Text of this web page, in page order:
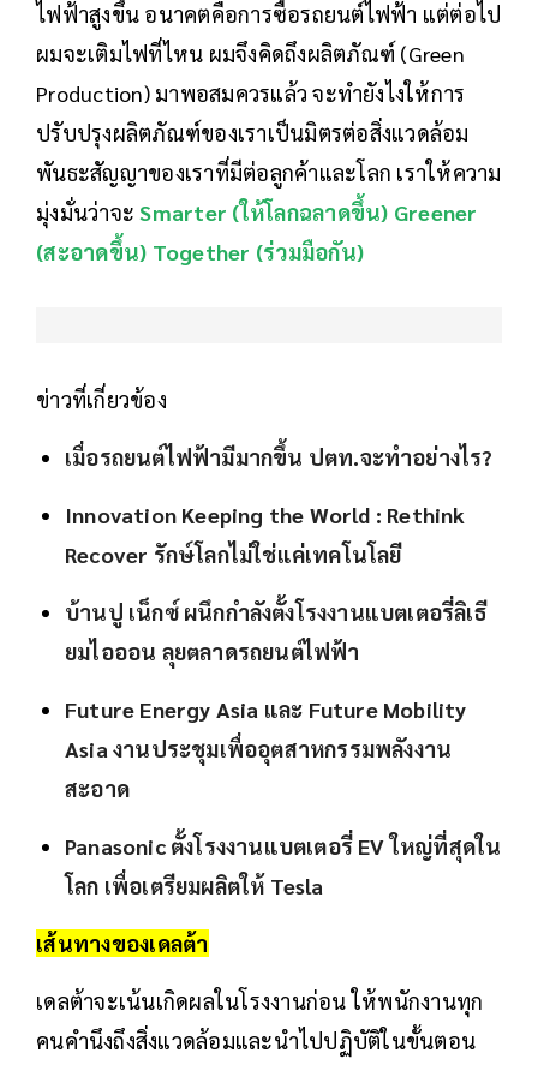
ไฟฟ้าสูงขึ้น อนาคตคือการซื้อรถยนต์ไฟฟ้า แต่ต่อไป
ผมจะเติมไฟที่ไหน ผมจึงคิดถึงผลิตภัณฑ์ (Green
Production) มาพอสมควรแล้ว จะทำยังไงให้การ
ปรับปรุงผลิตภัณฑ์ของเราเป็นมิตรต่อสิ่งแวดล้อม
พันธะสัญญาของเราที่มีต่อลูกค้าและโลก เราให้ความ
มุ่งมั่นว่าจะSmarter (ให้โลกฉลาดขึ้น) Greener
(สะอาดขึ้น) Together (ร่วมมือกัน)
ข่าวที่เกี่ยวข้อง
เมื่อรถยนต์ไฟฟ้ามีมากขึ้น ปตท.จะทำอย่างไร?
Innovation Keeping the World : Rethink
Recover รักษ์โลกไม่ใช่แค่เทคโนโลยี
บ้านปู เน็กซ์ ผนึกกำลังตั้งโรงงานแบตเตอรี่ลิเธี
ยมไอออน ลุยตลาดรถยนต์ไฟฟ้า
Future Energy Asia และ Future Mobility
Asia งานประชุมเพื่ออุตสาหกรรมพลังงาน
สะอาด
Panasonic ตั้งโรงงานแบตเตอรี่ EV ใหญ่ที่สุดใน
โลก เพื่อเตรียมผลิตให้ Tesla
เส้นทางของเดลต้า
เดลต้าจะเน้นเกิดผลในโรงงานก่อน ให้พนักงานทุก
คนคำนึงถึงสิ่งแวดล้อมและนำไปปฏิบัติในขั้นตอน